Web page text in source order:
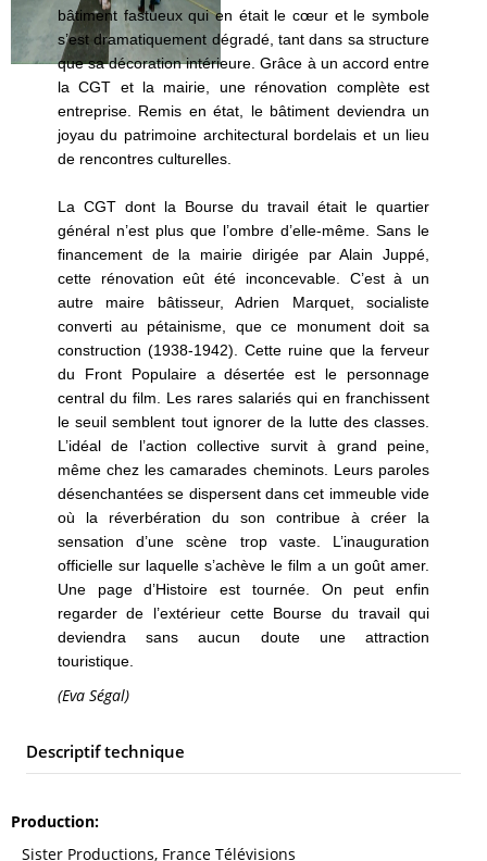
bâtiment fastueux qui en était le cœur et le symbole
s’est dramatiquement dégradé, tant dans sa structure
que sa décoration intérieure. Grâce à un accord entre
la CGT et la mairie, une rénovation complète est
entreprise. Remis en état, le bâtiment deviendra un
joyau du patrimoine architectural bordelais et un lieu
de rencontres culturelles.
La CGT dont la Bourse du travail était le quartier
général n’est plus que l’ombre d’elle-même. Sans le
financement de la mairie dirigée par Alain Juppé,
cette rénovation eût été inconcevable. C’est à un
autre maire bâtisseur, Adrien Marquet, socialiste
converti au pétainisme, que ce monument doit sa
construction (1938-1942). Cette ruine que la ferveur
du Front Populaire a désertée est le personnage
central du film. Les rares salariés qui en franchissent
le seuil semblent tout ignorer de la lutte des classes.
L’idéal de l’action collective survit à grand peine,
même chez les camarades cheminots. Leurs paroles
désenchantées se dispersent dans cet immeuble vide
où la réverbération du son contribue à créer la
sensation d’une scène trop vaste. L’inauguration
officielle sur laquelle s’achève le film a un goût amer.
Une page d’Histoire est tournée. On peut enfin
regarder de l’extérieur cette Bourse du travail qui
deviendra sans aucun doute une attraction
touristique.
(Eva Ségal)
Descriptif technique
Production
Sister Productions, France Télévisions